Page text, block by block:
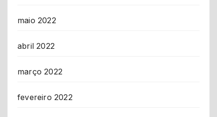
maio 2022
abril 2022
março 2022
fevereiro 2022